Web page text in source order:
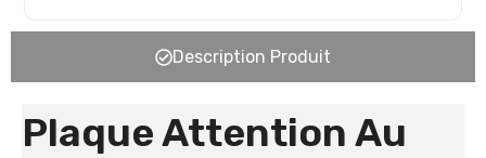
Description Produit
Plaque Attention Au